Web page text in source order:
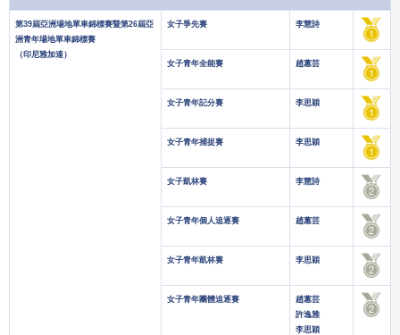
第39屆亞洲場地單車錦標賽暨第26屆亞
洲青年場地單車錦標賽
（印尼雅加達）
女子爭先賽 李慧詩
女子青年全能賽 趙蕙芸
女子青年記分賽 李思穎
女子青年捕捉賽 李思穎
女子凱林賽 李慧詩
女子青年個人追逐賽 趙蕙芸
女子青年凱林賽 李思穎
女子青年團體追逐賽
趙蕙芸
許逸雅
李思穎